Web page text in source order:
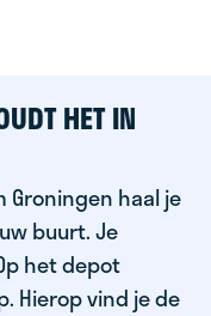
HET IN
Groningen haal je
buurt. Je
het depot
Hierop vind je de